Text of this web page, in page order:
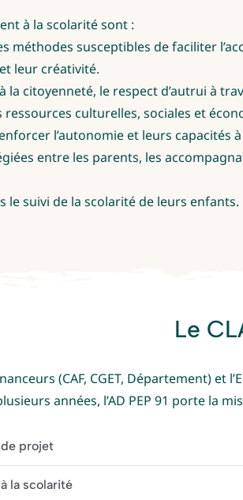
à la scolarité sont :
méthodes susceptibles de faciliter
leur créativité.
citoyenneté, le respect d’autrui à
ressources culturelles, sociales et
l’autonomie et leurs capacités
entre les parents, les
le suivi de la scolarité de leurs enfants.
Le
(CAF, CGET, Département)
années, l’AD PEP 91 porte la
projet
la scolarité